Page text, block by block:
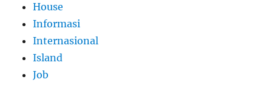
House
Informasi
Internasional
Island
Job